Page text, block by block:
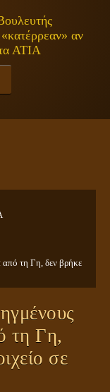
«κατέρρεαν» αν
ΑΤΙΑ
από τη Γη, δεν βρήκε
τη Γη,
σε